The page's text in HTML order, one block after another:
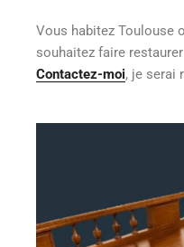
Vous habitez Toulouse
souhaitez faire
Contactez-moi, je serai